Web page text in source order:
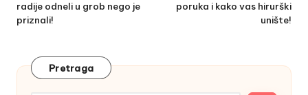
radije odneli u grob nego je
priznali!
poruka i kako vas hirurški
unište!
Pretraga